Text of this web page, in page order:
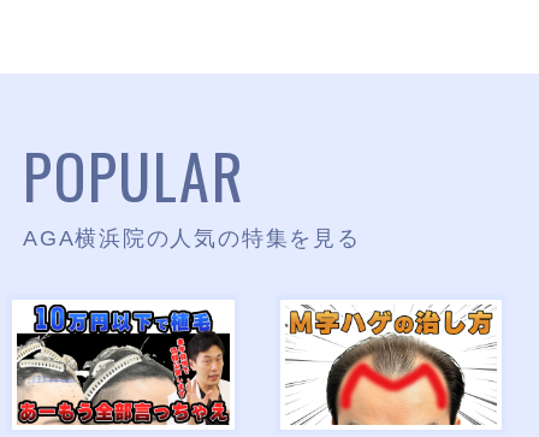
POPULAR
AGA横浜院の人気の特集を見る